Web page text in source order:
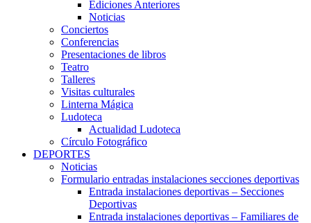
Ediciones Anteriores
Noticias
Conciertos
Conferencias
Presentaciones de libros
Teatro
Talleres
Visitas culturales
Linterna Mágica
Ludoteca
Actualidad Ludoteca
Círculo Fotográfico
DEPORTES
Noticias
Formulario entradas instalaciones secciones deportivas
Entrada instalaciones deportivas – Secciones
Deportivas
Entrada instalaciones deportivas – Familiares de